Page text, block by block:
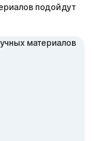
подойдут